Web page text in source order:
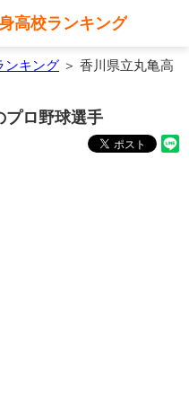
高校ランキング
ンキング ＞ 香川県立丸亀高
プロ野球選手